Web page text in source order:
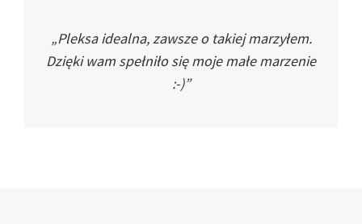
„Pleksa idealna, zawsze o takiej marzyłem.
Dzięki wam spełniło się moje małe marzenie
:-)”